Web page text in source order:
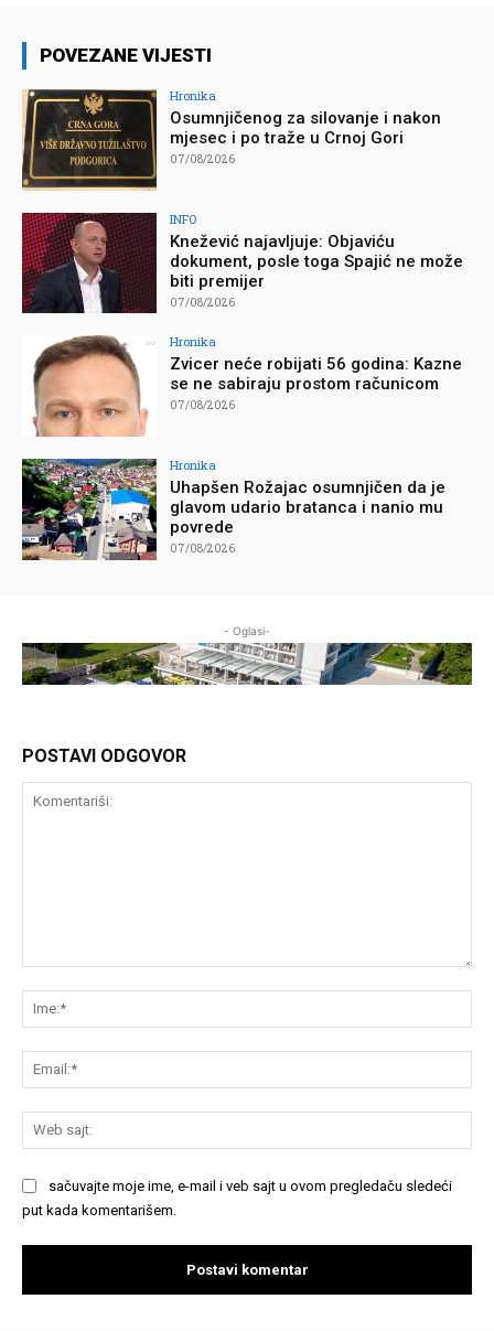
POVEZANE VIJESTI
Hronika
Osumnjičenog za silovanje i nakon
mjesec i po traže u Crnoj Gori
07/08/2026
INFO
Knežević najavljuje: Objaviću
dokument, posle toga Spajić ne može
biti premijer
07/08/2026
Hronika
Zvicer neće robijati 56 godina: Kazne
se ne sabiraju prostom računicom
07/08/2026
Hronika
Uhapšen Rožajac osumnjičen da je
glavom udario bratanca i nanio mu
povrede
07/08/2026
- Oglasi-
POSTAVI ODGOVOR
sačuvajte moje ime, e-mail i veb sajt u ovom pregledaču sledeći
put kada komentarišem.